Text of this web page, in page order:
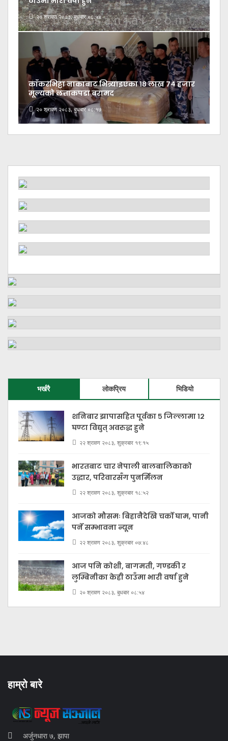
२० श्रावण २०८३, बुधबार ०८:५४
काँकरभिट्टा नाकाबाट भित्र्याइएका १८ लाख ७४ हजार
मूल्यकाे लत्ताकपडा बरामद
२० श्रावण २०८३, बुधबार ०८:१७
भर्खरै लोकप्रिय भिडियो
शनिबार झापासहित पूर्वका ५ जिल्लामा १२
घण्टा विद्युत् अवरुद्ध हुने
२२ श्रावण २०८३, शुक्रबार १९:१५
भारतबाट चार नेपाली बालबालिकाको
उद्धार, परिवारसँग पुनर्मिलन
२२ श्रावण २०८३, शुक्रबार १८:५२
आजको मौसमः बिहानैदेखि चर्को घाम, पानी
पर्ने सम्भावना न्यून
२२ श्रावण २०८३, शुक्रबार ०७:४८
आज पनि कोशी, बागमती, गण्डकी र
लुम्बिनीका केही ठाउँमा भारी वर्षा हुने
२० श्रावण २०८३, बुधबार ०८:५४
हाम्रो बारे
अर्जुनधारा ७, झापा